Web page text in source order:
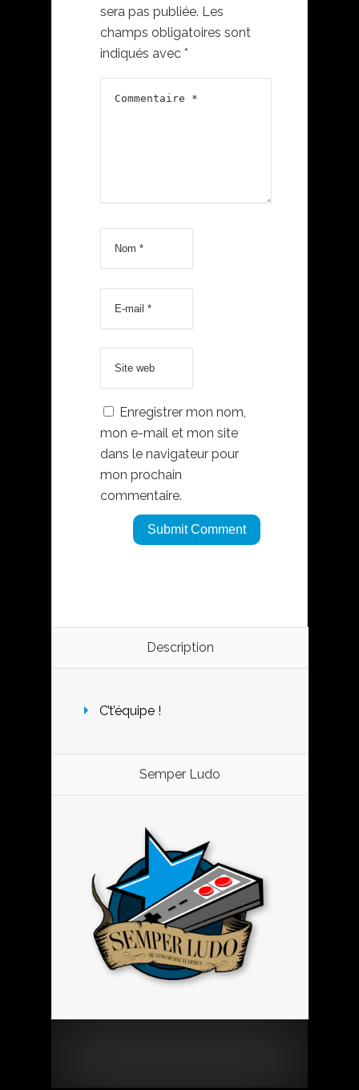
sera pas publiée. Les
champs obligatoires sont
indiqués avec *
Enregistrer mon nom,
mon e-mail et mon site
dans le navigateur pour
mon prochain
commentaire.
Description
C’t’équipe !
Semper Ludo